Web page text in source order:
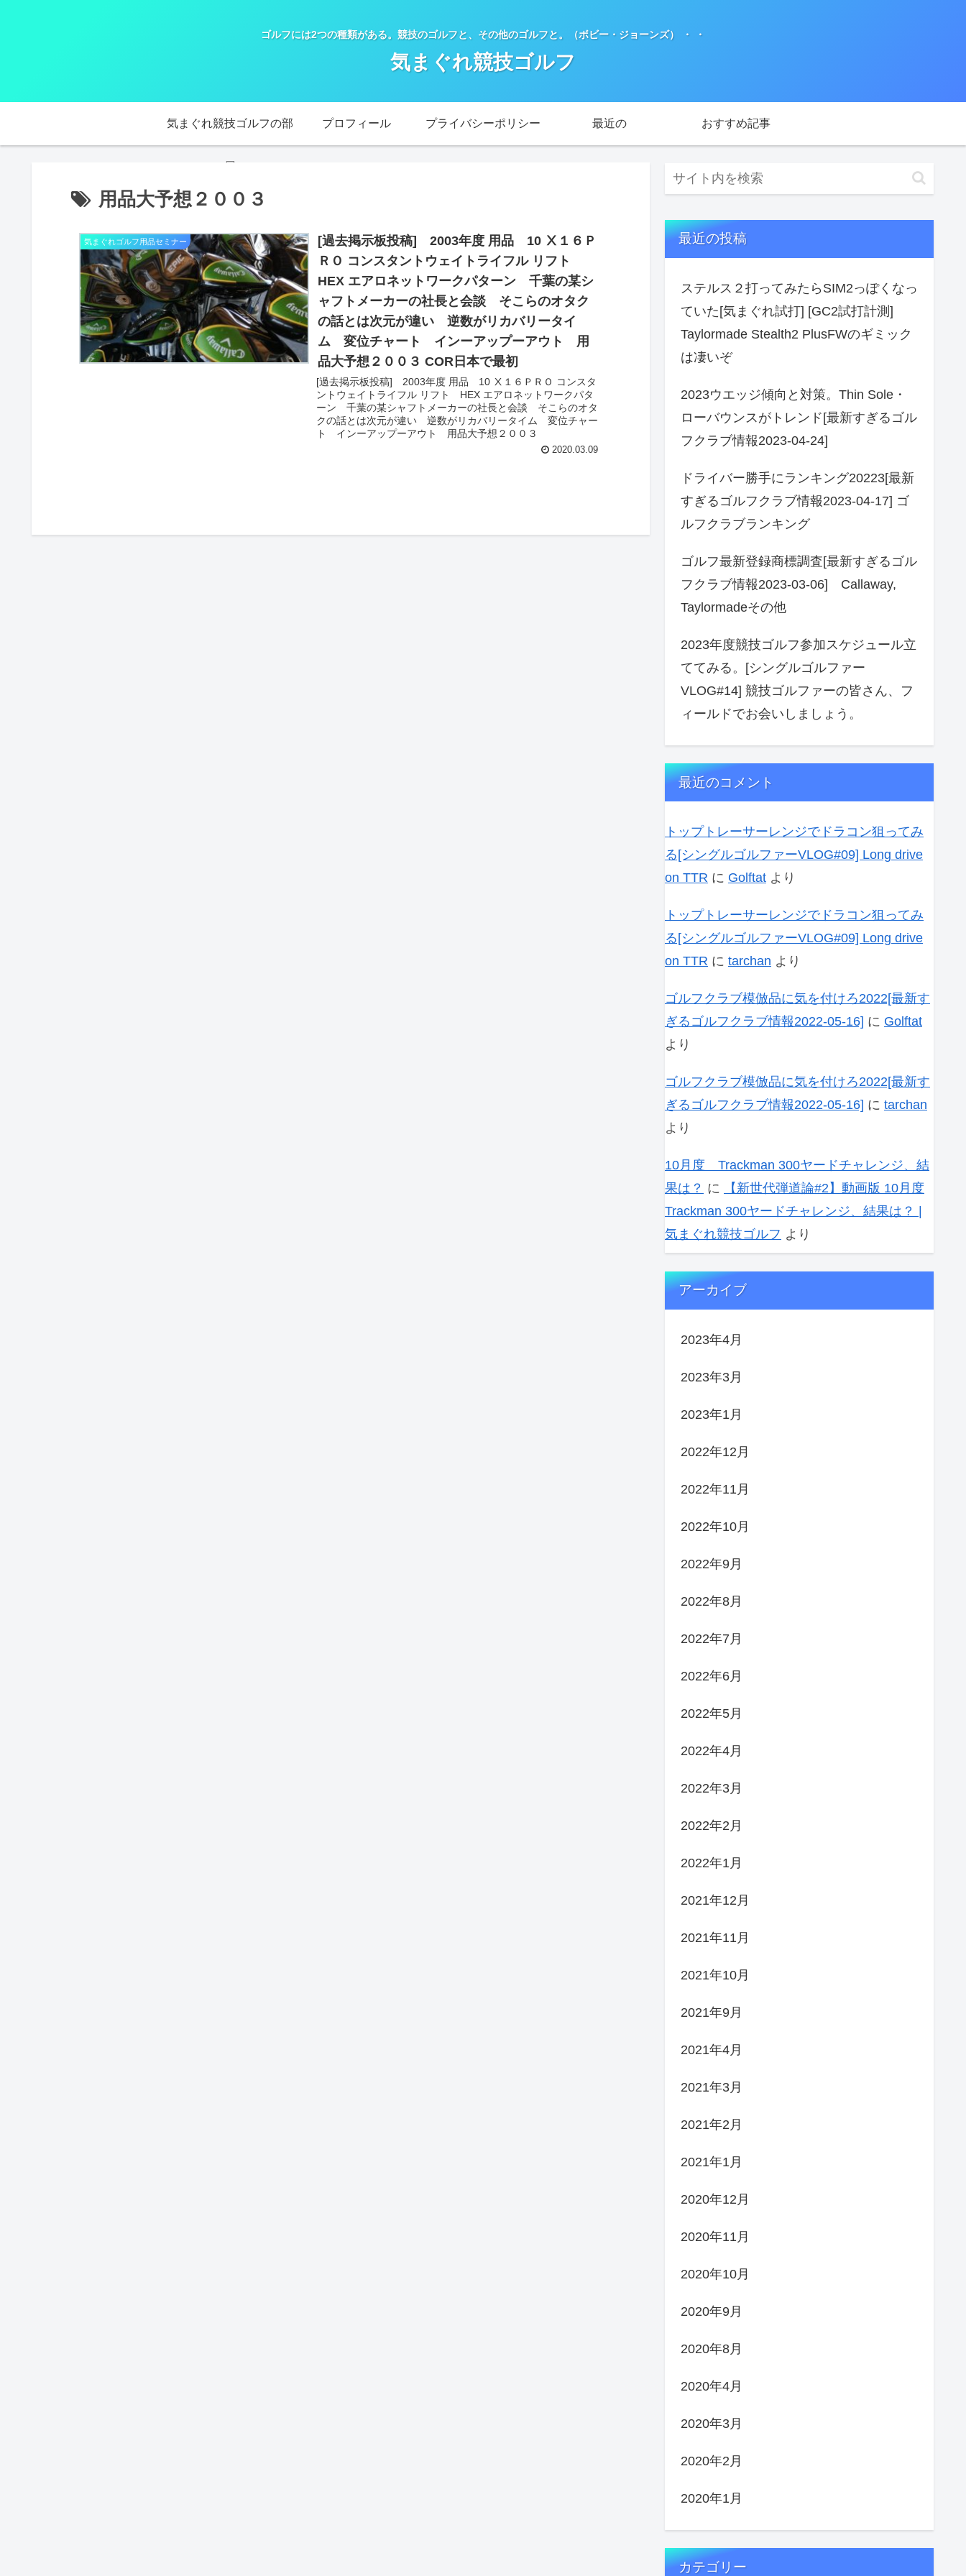
ゴルフには2つの種類がある。競技のゴルフと、その他のゴルフと。（ボビー・ジョーンズ） ・ ・
気まぐれ競技ゴルフ
気まぐれ競技ゴルフの部
屋
プロフィール プライバシーポリシー 最近の おすすめ記事
用品大予想２００３
気まぐれゴルフ用品セミナー
[過去掲示板投稿] 2003年度 用品 10 Ⅹ１６Ｐ
ＲＯ コンスタントウェイトライフル リフト
HEX エアロネットワークパターン 千葉の某シ
ャフトメーカーの社長と会談 そこらのオタク
の話とは次元が違い 逆数がリカバリータイ
ム 変位チャート インーアップーアウト 用
品大予想２００３ COR日本で最初
[過去掲示板投稿] 2003年度 用品 10 Ⅹ１６ＰＲＯ コンスタ
ントウェイトライフル リフト HEX エアロネットワークパタ
ーン 千葉の某シャフトメーカーの社長と会談 そこらのオタ
クの話とは次元が違い 逆数がリカバリータイム 変位チャー
ト インーアップーアウト 用品大予想２００３
2020.03.09
最近の投稿
ステルス２打ってみたらSIM2っぽくなっ
ていた[気まぐれ試打] [GC2試打計測]
Taylormade Stealth2 PlusFWのギミック
は凄いぞ
2023ウエッジ傾向と対策。Thin Sole・
ローバウンスがトレンド[最新すぎるゴル
フクラブ情報2023-04-24]
ドライバー勝手にランキング20223[最新
すぎるゴルフクラブ情報2023-04-17] ゴ
ルフクラブランキング
ゴルフ最新登録商標調査[最新すぎるゴル
フクラブ情報2023-03-06] Callaway,
Taylormadeその他
2023年度競技ゴルフ参加スケジュール立
ててみる。[シングルゴルファー
VLOG#14] 競技ゴルファーの皆さん、フ
ィールドでお会いしましょう。
最近のコメント
トップトレーサーレンジでドラコン狙ってみ
る[シングルゴルファーVLOG#09] Long drive
on TTR に Golftat より
トップトレーサーレンジでドラコン狙ってみ
る[シングルゴルファーVLOG#09] Long drive
on TTR に tarchan より
ゴルフクラブ模倣品に気を付けろ2022[最新す
ぎるゴルフクラブ情報2022-05-16] に Golftat
より
ゴルフクラブ模倣品に気を付けろ2022[最新す
ぎるゴルフクラブ情報2022-05-16] に tarchan
より
10月度 Trackman 300ヤードチャレンジ、結
果は？ に
【新世代弾道論#2】動画版 10月度
Trackman 300ヤードチャレンジ、結果は？ |
気まぐれ競技ゴルフ より
アーカイブ
2023年4月
2023年3月
2023年1月
2022年12月
2022年11月
2022年10月
2022年9月
2022年8月
2022年7月
2022年6月
2022年5月
2022年4月
2022年3月
2022年2月
2022年1月
2021年12月
2021年11月
2021年10月
2021年9月
2021年4月
2021年3月
2021年2月
2021年1月
2020年12月
2020年11月
2020年10月
2020年9月
2020年8月
2020年4月
2020年3月
2020年2月
2020年1月
カテゴリー